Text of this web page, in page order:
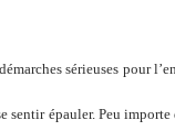
sérieuses pour
sentir épauler. Peu